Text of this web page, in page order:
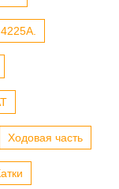
Ходовая часть